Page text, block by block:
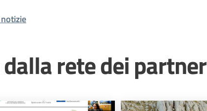
rete dei partner